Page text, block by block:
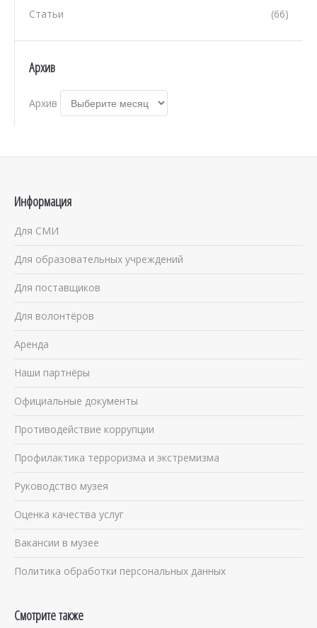
(66)
Статьи
Архив
Архив
Информация
Для СМИ
Для образовательных учреждений
Для поставщиков
Для волонтёров
Аренда
Наши партнёры
Официальные документы
Противодействие коррупции
Профилактика терроризма и экстремизма
Руководство музея
Оценка качества услуг
Вакансии в музее
Политика обработки персональных данных
Смотрите также